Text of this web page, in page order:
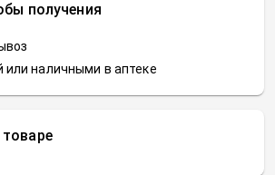
получения
или наличными в аптеке